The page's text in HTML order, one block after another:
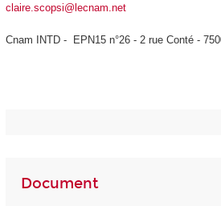
claire.scopsi@lecnam.net
Cnam INTD - EPN15 n°26 - 2 rue Conté -
Document